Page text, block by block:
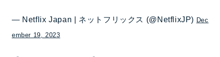
— Netflix Japan | ネットフリックス (@NetflixJP) Dec
ember 19, 2023